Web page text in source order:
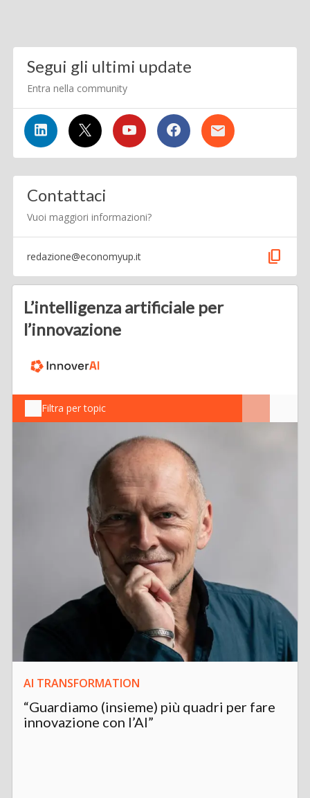
Segui gli ultimi update
Entra nella community
Contattaci
Vuoi maggiori informazioni?
redazione@economyup.it content_copy
L’intelligenza artificiale per
l’innovazione
Filtra per topic
AI TRANSFORMATION
“Guardiamo (insieme) più quadri per fare
innovazione con l’AI”